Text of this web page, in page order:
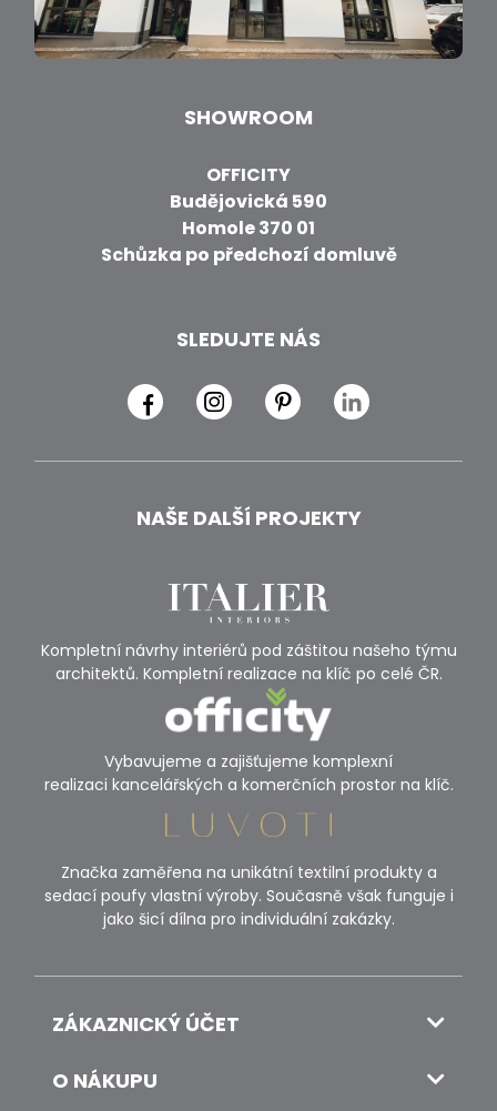
SHOWROOM
OFFICITY
Budějovická 590
Homole 370 01
Schůzka po předchozí domluvě
SLEDUJTE NÁS
NAŠE DALŠÍ PROJEKTY
Kompletní návrhy interiérů pod záštitou našeho týmu
architektů. Kompletní realizace na klíč po celé ČR.
Vybavujeme a zajišťujeme komplexní
realizaci kancelářských a komerčních prostor na klíč.
Značka zaměřena na unikátní textilní produkty a
sedací poufy vlastní výroby. Současně však funguje i
jako šicí dílna pro individuální zakázky.
ZÁKAZNICKÝ ÚČET
O NÁKUPU